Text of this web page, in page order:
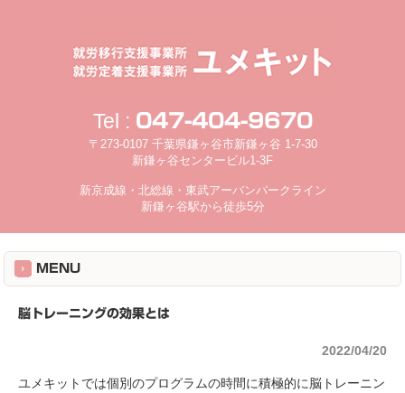
Tel : 047-404-9670
〒273-0107 千葉県鎌ヶ谷市新鎌ヶ谷 1-7-30
新鎌ヶ谷センタービル1-3F
新京成線・北総線・東武アーバンパークライン
新鎌ヶ谷駅から徒歩5分
MENU
脳トレーニングの効果とは
2022/04/20
ユメキットでは個別のプログラムの時間に積極的に脳トレーニン